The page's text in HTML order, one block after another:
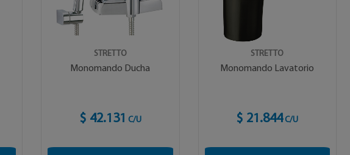
STRETTO
Monomando Ducha
$ 42.131 C/U
STRETTO
Monomando Lavatorio
$ 21.844 C/U